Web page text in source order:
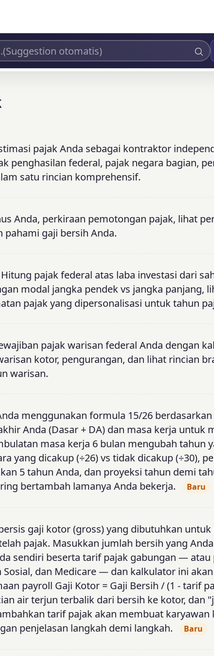
pajak Anda sebagai kontraktor
penghasilan federal, pajak negara bagian,
satu rincian komprehensif.
Anda, perkiraan pemotongan pajak, lihat
pahami gaji bersih Anda.
pajak federal atas laba investasi dari
modal jangka pendek vs jangka panjang,
pajak yang dipersonalisasi untuk tahun
pajak warisan federal Anda dengan
kotor, pengurangan, dan lihat rincian
warisan.
menggunakan formula 15/26
Anda (Dasar + DA) dan masa kerja untuk
masa kerja 6 bulan mengubah tahun
yang dicakup (÷26) vs tidak dicakup (÷30),
5 tahun Anda, dan proyeksi tahun demi
bertambah lamanya Anda bekerja.
Baru
gaji kotor (gross) yang dibutuhkan
pajak. Masukkan jumlah bersih yang
sendiri beserta tarif pajak gabungan —
Sosial, dan Medicare — dan kalkulator ini akan
payroll Gaji Kotor = Gaji Bersih / (1 - tarif
air terjun terbalik dari bersih ke kotor, dan
tarif pajak akan membuat karyawan
penjelasan langkah demi langkah.
Baru